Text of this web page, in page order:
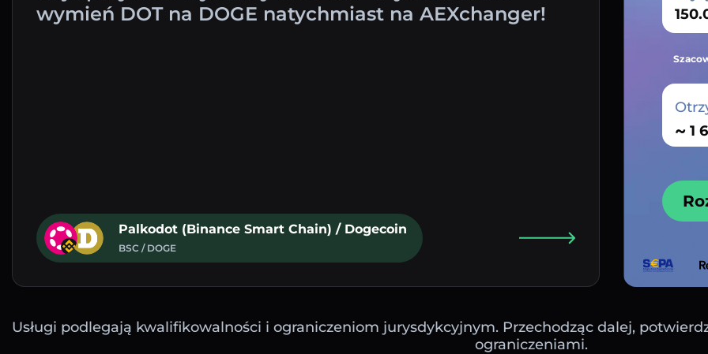
wymień DOT na DOGE natychmiast na AEXchanger!
Palkodot (Binance Smart Chain) / Dogecoin
BSC / DOGE
~
Usługi podlegają kwalifikowalności i ograniczeniom jurysdykcyjnym. Przechodząc dalej,
ograniczeniami.